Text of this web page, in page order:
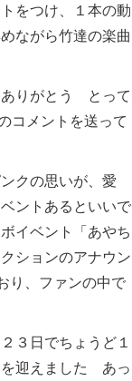
をつけ、１本の動
ながら竹達の楽曲
りがとう とって
コメントを送って
クの思いが、愛
ントあるといいで
イベント「あやち
ションのアナウン
り、ファンの中で
３日でちょうど１
を迎えました あっ